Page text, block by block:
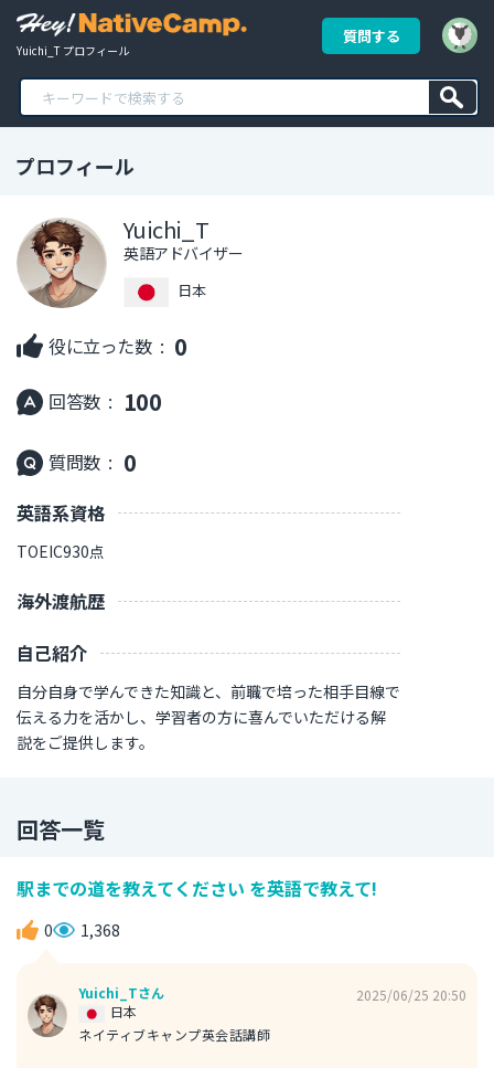
Yuichi_T プロフィール
質問する
プロフィール
Yuichi_T
英語アドバイザー
日本
役に立った数 : 0
回答数 : 100
質問数 : 0
英語系資格
TOEIC930点
海外渡航歴
自己紹介
自分自身で学んできた知識と、前職で培った相手目線で
伝える力を活かし、学習者の方に喜んでいただける解
説をご提供します。
回答一覧
駅までの道を教えてください を英語で教えて!
0 1,368
Yuichi_Tさん
ネイティブキャンプ英会話講師
日本
2025/06/25 20:50